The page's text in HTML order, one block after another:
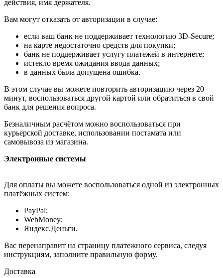
действия, имя держателя.
Вам могут отказать от авторизации в случае:
если ваш банк не поддерживает технологию 3D-Secure;
на карте недостаточно средств для покупки;
банк не поддерживает услугу платежей в интернете;
истекло время ожидания ввода данных;
в данных была допущена ошибка.
В этом случае вы можете повторить авторизацию через 20
минут, воспользоваться другой картой или обратиться в свой
банк для решения вопроса.
Безналичным расчётом можно воспользоваться при
курьерской доставке, использовании постамата или
самовывоза из магазина.
Электронные системы
Для оплаты вы можете воспользоваться одной из электронных
платёжных систем:
PayPal;
WebMoney;
Яндекс.Деньги.
Вас перенаправит на страницу платежного сервиса, следуя
инструкциям, заполните правильную форму.
Доставка